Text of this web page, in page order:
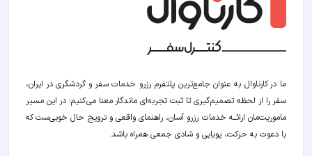
ما در کارناوال به عنوان جامع‌ترین پلتفرم رزرو خدمات سفر و گردشگری در ایران،
سفر را از لحظه‌ تصمیم‌گیری تا ثبت تجربه‌ای ماندگار معنا می‌کنیم؛ در این مسیر‍
ماموریت‌مان اراﺋــﻪ خدمات رزرو آسان، راهنمای واقعی و ترویج حال خوبی‌ست که
با دعوت به حرکت، پویایی و شادی جمعی همراه باشد.